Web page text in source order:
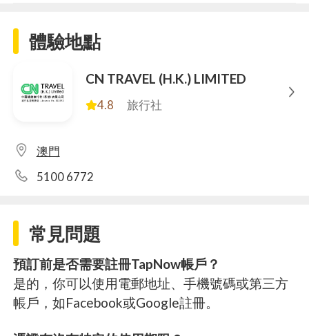
體驗地點
CN TRAVEL (H.K.) LIMITED
4.8 旅行社
澳門
5100 6772
常見問題
預訂前是否需要註冊TapNow帳戶？
是的，你可以使用電郵地址、手機號碼或第三方
帳戶，如Facebook或Google註冊。